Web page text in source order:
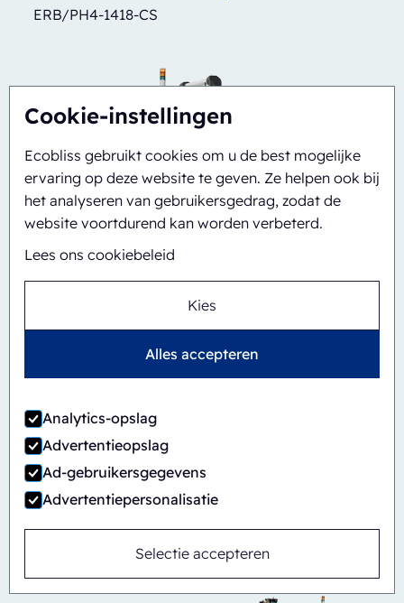
Cookie-instellingen
Ecobliss gebruikt cookies om u de best mogelijke
ervaring op deze website te geven. Ze helpen ook bij
het analyseren van gebruikersgedrag, zodat de
website voortdurend kan worden verbeterd.
Lees ons cookiebeleid
Kies
Alles accepteren
Analytics-opslag
Advertentieopslag
Ad-gebruikersgegevens
Advertentiepersonalisatie
Selectie accepteren
ERB/PH4-1418-CS
AutomatischInline
CBS/PH30-1428-CS